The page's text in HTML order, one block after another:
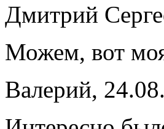
Дмитрий
Можем, вот
Валерий,